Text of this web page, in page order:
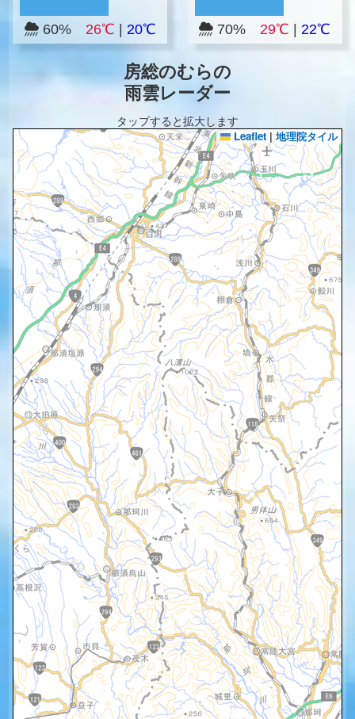
60% 26℃ 20℃ 70%29℃ 22℃
房総のむらの
雨雲レーダー
タップすると拡大します
Leaflet | 地理院タイル